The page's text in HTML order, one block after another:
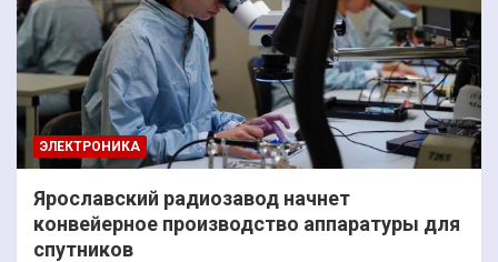
ЭЛЕКТРОНИКА
Ярославский радиозавод начнет
конвейерное производство аппаратуры для
спутников